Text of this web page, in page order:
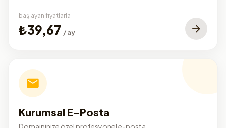
başlayan fiyatlarla
₺39,67 / ay
Kurumsal E-Posta